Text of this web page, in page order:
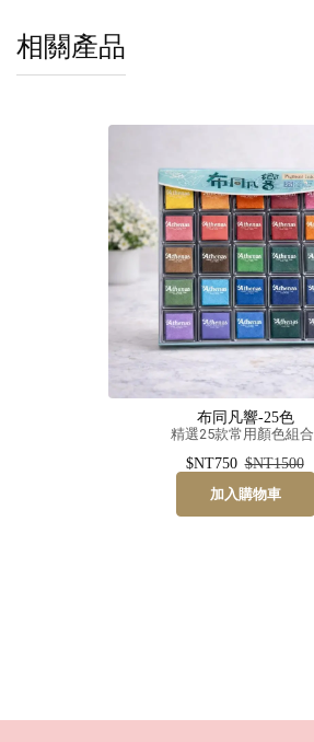
相關產品
布同凡響-25色
精選25款常用顏色組合..
$NT750 $NT1500
加入購物車